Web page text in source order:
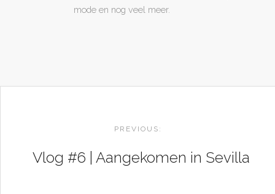
mode en nog veel meer.
NAVIGATION
PREVIOUS:
Vlog #6 | Aangekomen in Sevilla